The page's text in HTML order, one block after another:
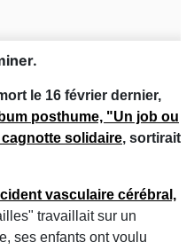
le 16 février dernier,
posthume, "Un job ou
solidaire, sortirait
vasculaire cérébral,
travaillait sur un
ses enfants ont voulu